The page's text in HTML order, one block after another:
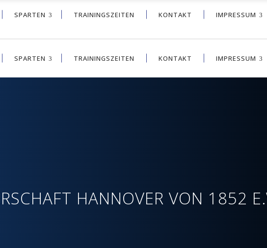
SPARTEN TRAININGSZEITEN KONTAKT IMPRESSUM
SPARTEN TRAININGSZEITEN KONTAKT IMPRESSUM
HANNOVER VON 1852